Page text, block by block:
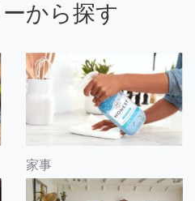
から探す
家事